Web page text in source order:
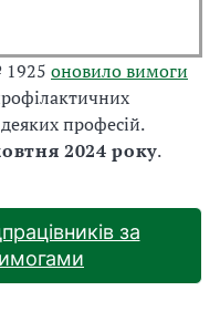
1925 оновило вимоги
професій.
2024 року.
за